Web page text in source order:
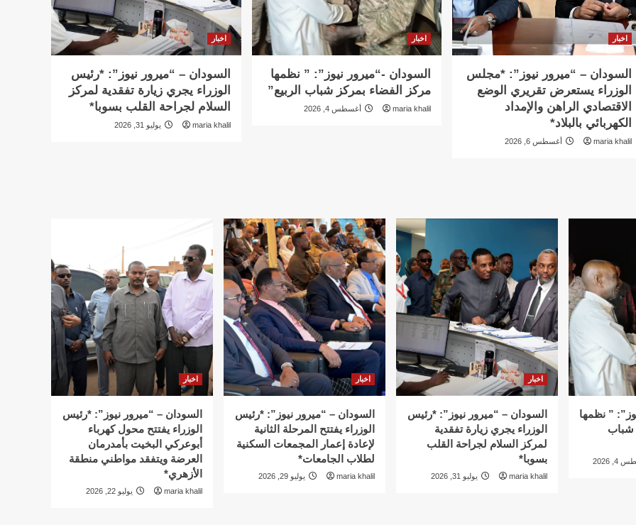
اخبار
السودان – “ميرور نيوز”: *مجلس
الوزراء يستعرض تقريري الوضع
الاقتصادي الراهن والإمداد
الكهربائي بالبلاد*
maria khalil أغسطس 6, 2026
اخبار
السودان -“ميرور نيوز”: ” نظمها
مركز الفضاء بمركز شباب الربيع”
maria khalil أغسطس 4, 2026
اخبار
السودان – “ميرور نيوز”: *رئيس
الوزراء يجري زيارة تفقدية لمركز
السلام لجراحة القلب بسوبا*
maria khalil يوليو 31, 2026
” نظمها
شباب
2026
اخبار
السودان – “ميرور نيوز”: *رئيس
الوزراء يجري زيارة تفقدية
لمركز السلام لجراحة القلب
بسوبا*
maria khalil يوليو 31, 2026
اخبار
السودان – “ميرور نيوز”: *رئيس
الوزراء يفتتح المرحلة الثانية
لإعادة إعمار المجمعات السكنية
لطلاب الجامعات*
maria khalil يوليو 29, 2026
اخبار
السودان – “ميرور نيوز”: *رئيس
الوزراء يفتتح محول كهرباء
أبوعركي البخيت بأمدرمان
العرضة ويتفقد مواطني منطقة
الأزهري*
maria khalil يوليو 22, 2026